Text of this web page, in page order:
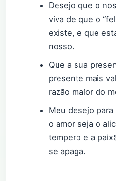
Desejo que o
viva de que o
existe, e que
nosso.
Que a sua
presente mais
razão maior do
Meu desejo
o amor seja o
tempero e a
se apaga.